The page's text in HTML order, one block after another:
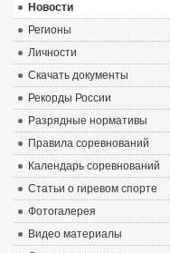
Новости
Регионы
Личности
Скачать документы
Рекорды России
Разрядные нормативы
Правила соревнований
Календарь соревнований
Статьи о гиревом спорте
Фотогалерея
Видео материалы